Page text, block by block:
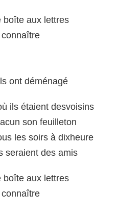
boîte aux lettres
ont déménagé
ils étaient desvoisins
son feuilleton
les soirs à dixheure
seraient des amis
boîte aux lettres